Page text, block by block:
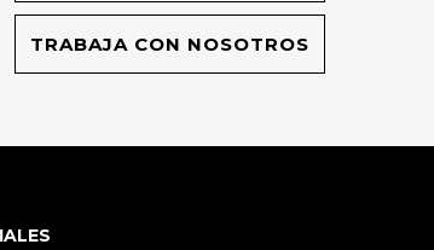
TRABAJA CON NOSOTROS